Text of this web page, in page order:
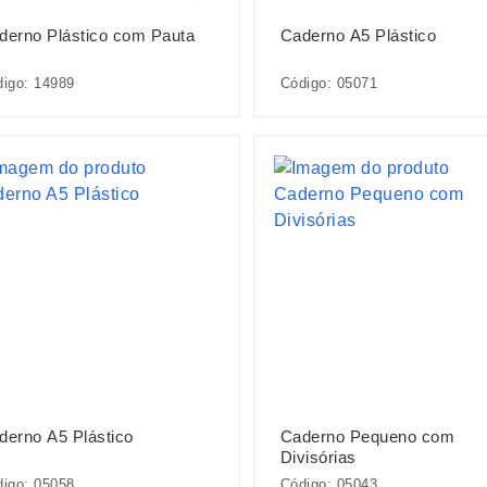
Plástico com Pauta
14989
Caderno A5 Plástico
Código: 05071
A5 Plástico
Caderno Pequeno com
Divisórias